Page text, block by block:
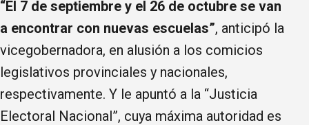
“El 7 de septiembre y el 26 de octubre se van
a encontrar con nuevas escuelas”, anticipó la
vicegobernadora, en alusión a los comicios
legislativos provinciales y nacionales,
respectivamente. Y le apuntó a la “Justicia
Electoral Nacional”, cuya máxima autoridad es